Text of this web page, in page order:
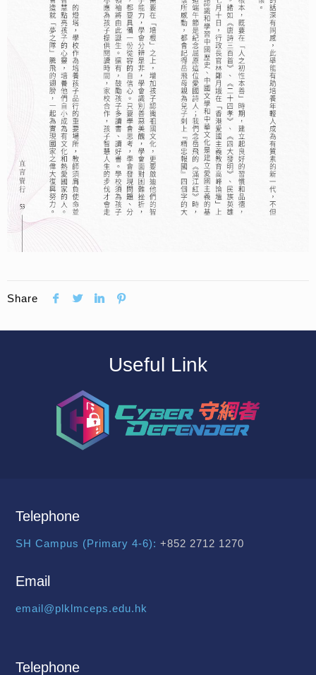
Share
Useful Link
Telephone
SH Campus (Primary 4-6): +852 2712 1270
Email
email@plklmceps.edu.hk
Telephone